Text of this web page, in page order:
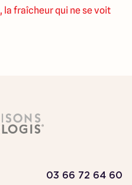
fraîcheur qui ne se voit
03 66 72 64 60